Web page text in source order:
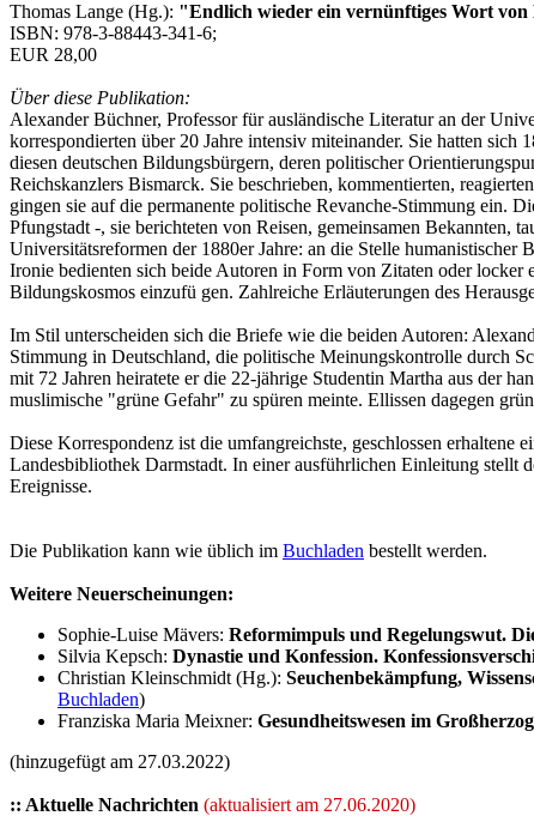
Thomas Lange (Hg.): "Endlich wieder ein vernünftiges Wort von
ISBN: 978-3-88443-341-6;
EUR 28,00
Über diese Publikation:
Alexander Büchner, Professor für ausländische Literatur an der
korrespondierten über 20 Jahre intensiv miteinander. Sie hatten
diesen deutschen Bildungsbürgern, deren politischer
Reichskanzlers Bismarck. Sie beschrieben, kommentierten,
gingen sie auf die permanente politische Revanche-Stimmung ein.
Pfungstadt -, sie berichteten von Reisen, gemeinsamen Bekannten,
Universitätsreformen der 1880er Jahre: an die Stelle
Ironie bedienten sich beide Autoren in Form von Zitaten oder locker
Bildungskosmos einzufü gen. Zahlreiche Erläuterungen des
Im Stil unterscheiden sich die Briefe wie die beiden Autoren:
Stimmung in Deutschland, die politische Meinungskontrolle durch
mit 72 Jahren heiratete er die 22-jährige Studentin Martha aus der
muslimische "grüne Gefahr" zu spüren meinte. Ellissen dagegen
Diese Korrespondenz ist die umfangreichste, geschlossen
Landesbibliothek Darmstadt. In einer ausführlichen Einleitung stellt
Ereignisse.
Die Publikation kann wie üblich im Buchladen bestellt werden.
Weitere Neuerscheinungen:
Sophie-Luise Mävers: Reformimpuls und Regelungswut.
Silvia Kepsch: Dynastie und Konfession.
Christian Kleinschmidt (Hg.): Seuchenbekämpfung,
Buchladen)
Franziska Maria Meixner: Gesundheitswesen im
(hinzugefügt am 27.03.2022)
:: Aktuelle Nachrichten (aktualisiert am 27.06.2020)